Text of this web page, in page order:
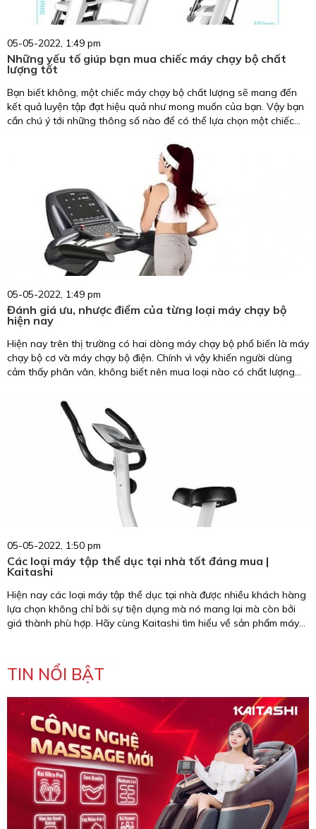
05-05-2022, 1:49 pm
Những yếu tố giúp bạn mua chiếc máy chạy bộ chất
lượng tốt
Bạn biết không, một chiếc máy chạy bộ chất lượng sẽ mang đến
kết quả luyện tập đạt hiệu quả như mong muốn của bạn. Vậy bạn
cần chú ý tới những thông số nào để có thể lựa chọn một chiếc
thông số, kích thước máy chạy bộ ngay trong bài viết dưới đây
05-05-2022, 1:49 pm
Đánh giá ưu, nhược điểm của từng loại máy chạy bộ
hiện nay
Hiện nay trên thị trường có hai dòng máy chạy bộ phổ biến là máy
chạy bộ cơ và máy chạy bộ điện. Chính vì vậy khiến người dùng
cảm thấy phân vân, không biết nên mua loại nào có chất lượng
hãy để chúng tôi giúp bạn giải đáp thắc mắc trên bằng việc đánh
giá ưu nhược điểm của máy chạy bộ qua bài viết dưới đây.
05-05-2022, 1:50 pm
Các loại máy tập thể dục tại nhà tốt đáng mua |
Kaitashi
Hiện nay các loại máy tập thể dục tại nhà được nhiều khách hàng
lựa chọn không chỉ bởi sự tiện dụng mà nó mang lại mà còn bởi
giá thành phù hợp. Hãy cùng Kaitashi tìm hiểu về sản phẩm máy
TIN NỔI BẬT